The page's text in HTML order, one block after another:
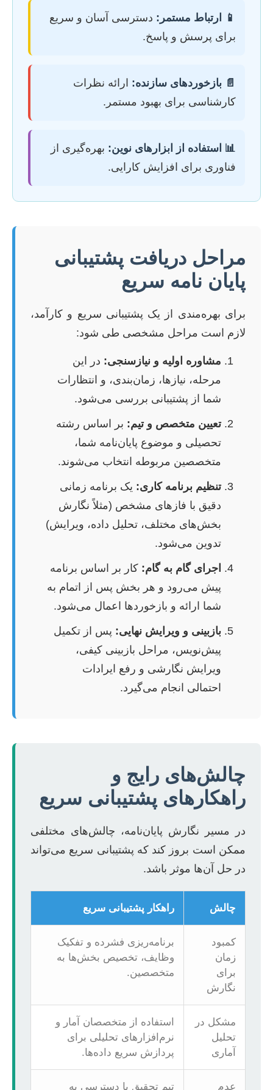
📱 ارتباط مستمر: دسترسی آسان و سریع
برای پرسش و پاسخ.
📄 بازخوردهای سازنده: ارائه نظرات
کارشناسی برای بهبود مستمر.
📊 استفاده از ابزارهای نوین: بهره‌گیری از
فناوری برای افزایش کارایی.
مراحل دریافت پشتیبانی
پایان نامه سریع
برای بهره‌مندی از یک پشتیبانی سریع و کارآمد،
لازم است مراحل مشخصی طی شود:
مشاوره اولیه و نیازسنجی: در این
مرحله، نیازها، زمان‌بندی، و انتظارات
شما از پشتیبانی بررسی می‌شود.
تعیین متخصص و تیم: بر اساس رشته
تحصیلی و موضوع پایان‌نامه شما،
متخصصین مربوطه انتخاب می‌شوند.
تنظیم برنامه کاری: یک برنامه زمانی
دقیق با فازهای مشخص (مثلاً نگارش
بخش‌های مختلف، تحلیل داده، ویرایش)
تدوین می‌شود.
اجرای گام به گام: کار بر اساس برنامه
پیش می‌رود و هر بخش پس از اتمام به
شما ارائه و بازخوردها اعمال می‌شود.
بازبینی و ویرایش نهایی: پس از تکمیل
پیش‌نویس، مراحل بازبینی کیفی،
ویرایش نگارشی و رفع ایرادات
احتمالی انجام می‌گیرد.
چالش‌های رایج و
راهکارهای پشتیبانی سریع
در مسیر نگارش پایان‌نامه، چالش‌های مختلفی
ممکن است بروز کند که پشتیبانی سریع می‌تواند
در حل آن‌ها موثر باشد.
چالش راهکار پشتیبانی سریع
کمبود
زمان
برای
نگارش
برنامه‌ریزی فشرده و تفکیک
وظایف، تخصیص بخش‌ها به
متخصصین.
مشکل در
تحلیل
آماری
استفاده از متخصصان آمار و
نرم‌افزارهای تحلیلی برای
پردازش سریع داده‌ها.
عدم تیم تحقیق با دسترسی به